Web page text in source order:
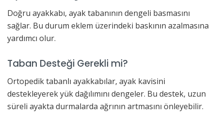
Doğru ayakkabı, ayak tabanının dengeli basmasını
sağlar. Bu durum eklem üzerindeki baskının azalmasına
yardımcı olur.
Taban Desteği Gerekli mi?
Ortopedik tabanlı ayakkabılar, ayak kavisini
destekleyerek yük dağılımını dengeler. Bu destek, uzun
süreli ayakta durmalarda ağrının artmasını önleyebilir.